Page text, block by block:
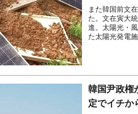
また韓国前文
た。文在寅大
進。太陽光・
た太陽光発電
韓国尹政権
定でイチか